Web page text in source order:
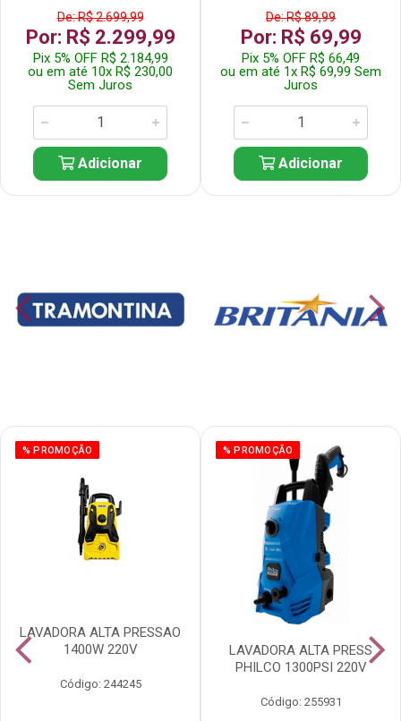
De: R$ 2.699,99
Por: R$ 2.299,99
Pix 5% OFF R$ 2.184,99
ou em até 10x R$ 230,00
Sem Juros
Adicionar
De: R$ 89,99
Por: R$ 69,99
Pix 5% OFF R$ 66,49
ou em até 1x R$ 69,99 Sem
Juros
Adicionar
% PROMOÇÃO
LAVADORA ALTA PRESSAO
1400W 220V
Código: 244245
% PROMOÇÃO
LAVADORA ALTA PRESS
PHILCO 1300PSI 220V
Código: 255931